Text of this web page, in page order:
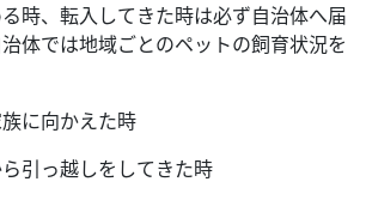
時、転入してきた時は必ず自治体へ届
体では地域ごとのペットの飼育状況を
に向かえた時
引っ越しをしてきた時